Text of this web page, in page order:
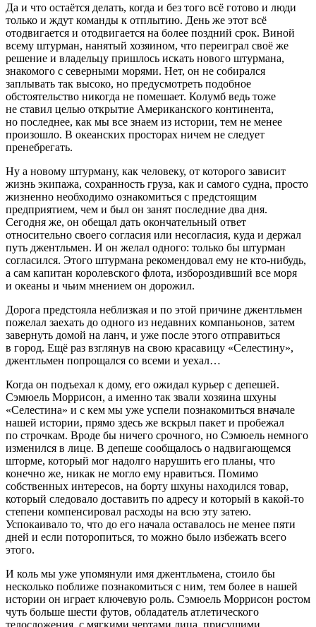
Да и что остаётся делать, когда и без того всё готово и люди
только и ждут команды к отплытию. День же этот всё
отодвигается и отодвигается на более поздний срок. Виной
всему штурман, нанятый хозяином, что переиграл своё же
решение и владельцу пришлось искать нового штурмана,
знакомого с северными морями. Нет, он не собирался
заплывать так высоко, но предусмотреть подобное
обстоятельство никогда не помешает. Колумб ведь тоже
не ставил целью открытие Американского континента,
но последнее, как мы все знаем из истории, тем не менее
произошло. В океанских просторах ничем не следует
пренебрегать.
Ну а новому штурману, как человеку, от которого зависит
жизнь экипажа, сохранность груза, как и самого судна, просто
жизненно необходимо ознакомиться с предстоящим
предприятием, чем и был он занят последние два дня.
Сегодня же, он обещал дать окончательный ответ
относительно своего согласия или несогласия, куда и держал
путь джентльмен. И он желал одного: только бы штурман
согласился. Этого штурмана рекомендовал ему не кто-нибудь,
а сам капитан королевского флота, избороздивший все моря
и океаны и чьим мнением он дорожил.
Дорога предстояла неблизкая и по этой причине джентльмен
пожелал заехать до одного из недавних компаньонов, затем
завернуть домой на ланч, и уже после этого отправиться
в город. Ещё раз взглянув на свою красавицу «Селестину»,
джентльмен попрощался со всеми и уехал…
Когда он подъехал к дому, его ожидал курьер с депешей.
Сэмюель Моррисон, а именно так звали хозяина шхуны
«Селестина» и с кем мы уже успели познакомиться вначале
нашей истории, прямо здесь же вскрыл пакет и пробежал
по строчкам. Вроде бы ничего срочного, но Сэмюель немного
изменился в лице. В депеше сообщалось о надвигающемся
шторме, который мог надолго нарушить его планы, что
конечно же, никак не могло ему нравиться. Помимо
собственных интересов, на борту шхуны находился товар,
который следовало доставить по адресу и который в какой-то
степени компенсировал расходы на всю эту затею.
Успокаивало то, что до его начала оставалось не менее пяти
дней и если поторопиться, то можно было избежать всего
этого.
И коль мы уже упомянули имя джентльмена, стоило бы
несколько поближе познакомиться с ним, тем более в нашей
истории он играет ключевую роль. Сэмюель Моррисон ростом
чуть больше шести футов, обладатель атлетического
телосложения, с мягкими чертами лица, присущими